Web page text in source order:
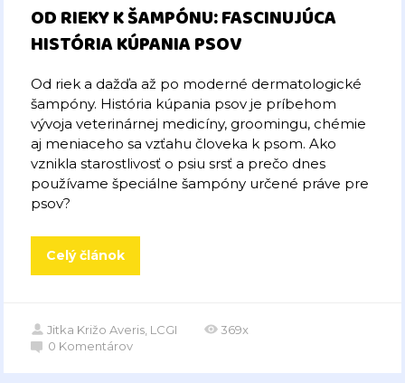
OD RIEKY K ŠAMPÓNU: FASCINUJÚCA
HISTÓRIA KÚPANIA PSOV
Od riek a dažďa až po moderné dermatologické
šampóny. História kúpania psov je príbehom
vývoja veterinárnej medicíny, groomingu, chémie
aj meniaceho sa vzťahu človeka k psom. Ako
vznikla starostlivosť o psiu srsť a prečo dnes
používame špeciálne šampóny určené práve pre
psov?
Celý článok
Jitka Križo Averis, LCGI
369x
0 Komentárov